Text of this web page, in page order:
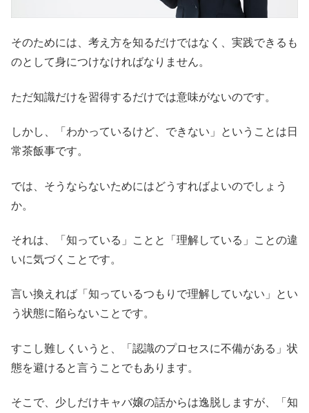
そのためには、考え方を知るだけではなく、実践できるも
のとして身につけなければなりません。
ただ知識だけを習得するだけでは意味がないのです。
しかし、「わかっているけど、できない」ということは日
常茶飯事です。
では、そうならないためにはどうすればよいのでしょう
か。
それは、「知っている」ことと「理解している」ことの違
いに気づくことです。
言い換えれば「知っているつもりで理解していない」とい
う状態に陥らないことです。
すこし難しくいうと、「認識のプロセスに不備がある」状
態を避けると言うことでもあります。
そこで、少しだけキャバ嬢の話からは逸脱しますが、「知